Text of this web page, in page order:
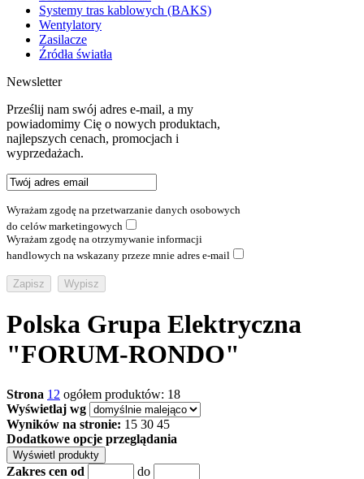
Systemy tras kablowych (BAKS)
Wentylatory
Zasilacze
Źródła światła
Newsletter
Prześlij nam swój adres e-mail, a my
powiadomimy Cię o nowych produktach,
najlepszych cenach, promocjach i
wyprzedażach.
Wyrażam zgodę na przetwarzanie danych osobowych
do celów marketingowych
Wyrażam zgodę na otrzymywanie informacji
handlowych na wskazany przeze mnie adres e-mail
Polska Grupa Elektryczna
"FORUM-RONDO"
Strona 1 2 ogółem produktów: 18
Wyświetlaj wg
Wyników na stronie: 15 30 45
Dodatkowe opcje przeglądania
Zakres cen od
do